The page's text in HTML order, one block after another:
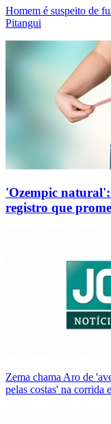
Homem é suspeito de
Pitangui
'Ozempic
registro que
Zema chama Aro de
pelas costas' na corrida